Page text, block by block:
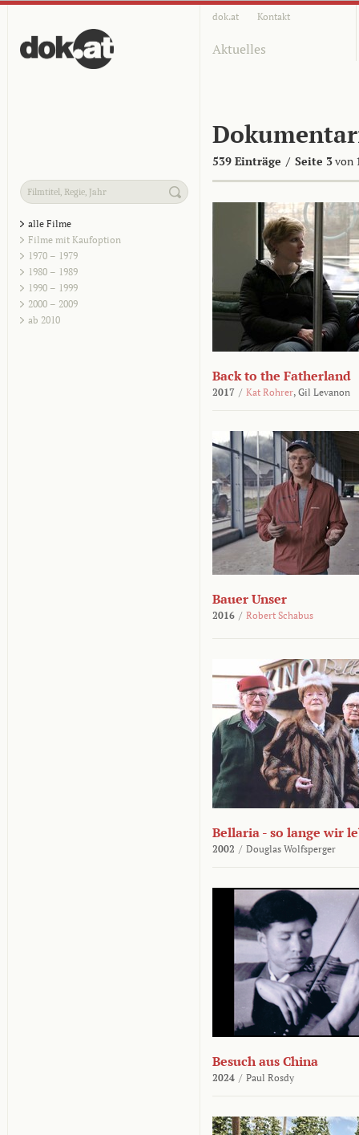
dok.at Kontakt
Aktuelles
539 Einträge / Seite 3von
alle Filme
Filme mit Kaufoption
1970 – 1979
1980 – 1989
1990 – 1999
2000 – 2009
ab 2010
Back to the Fatherland
2017 / Kat Rohrer, Gil Levanon
Bauer Unser
2016 / Robert Schabus
Bellaria - so lange wir
2002 / Douglas Wolfsperger
Besuch aus China
2024 / Paul Rosdy